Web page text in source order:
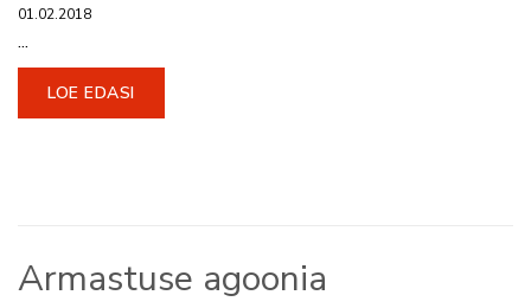
01.02.2018
...
LOE EDASI
Armastuse agoonia